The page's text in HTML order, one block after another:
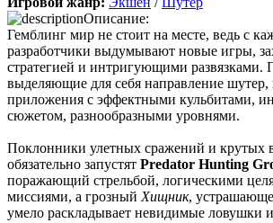
Mifman:Добро пожаловать на игровой
Делитесь играми с друзьями и добавляйте
В этом чате Вы можете общаться. Пишите
комментарии к играм.
Описание:
Гемблинг мир не стоит на месте, ведь с
разработчики выдумывают новые игры,
стратегией и интригующими развязками.
выделяющие для себя направление шутер,
приложения с эффектными кульбитами,
сюжетом, разнообразными уровнями.
Поклонники улетных сражений и крутых
обязательно запустят Predator Hunting
поражающий стрельбой, логическими
миссиями, а грозный Хищник,
умело раскладывает невидимые ловушки